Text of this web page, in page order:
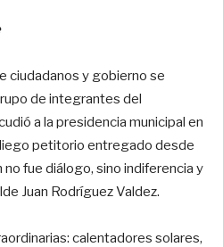
ciudadanos y gobierno se
de integrantes del
a la presidencia municipal en
petitorio entregado desde
fue diálogo, sino indiferencia y
Juan Rodríguez Valdez.
calentadores solares,